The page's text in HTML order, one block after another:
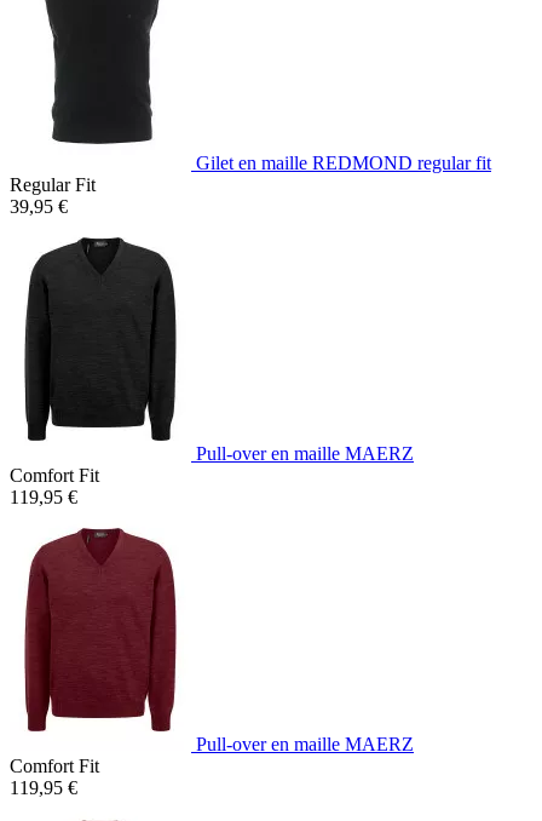
Gilet en maille REDMOND regular fit
Regular Fit
39,95 €
Pull-over en maille MAERZ
Comfort Fit
119,95 €
Pull-over en maille MAERZ
Comfort Fit
119,95 €